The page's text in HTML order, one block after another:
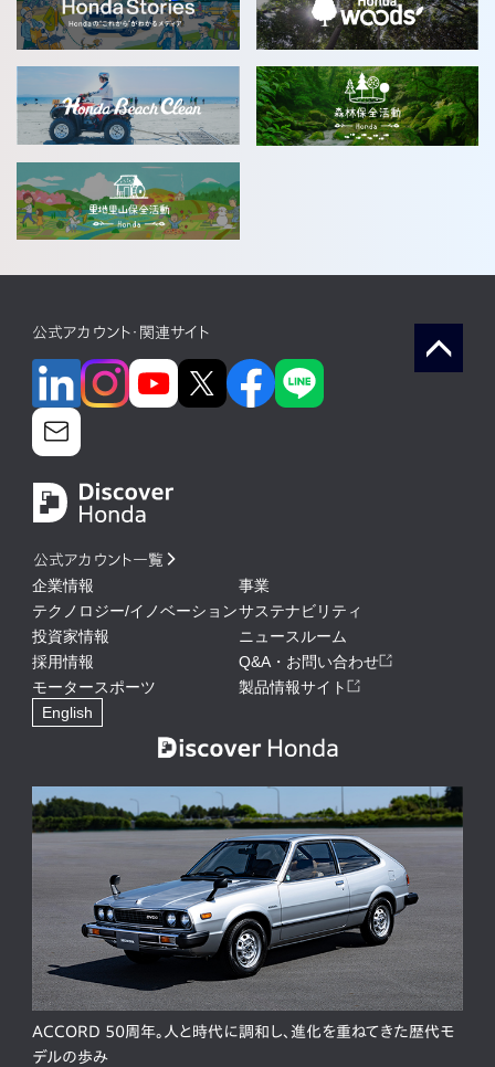
公式アカウント・関連サイト
公式アカウント一覧
企業情報
事業
テクノロジー/イノベーションサステナビリティ
投資家情報
ニュースルーム
採用情報
Q&A・お問い合わせ
モータースポーツ
製品情報サイト
English
ACCORD 50周年。人と時代に調和し、進化を重ねてきた歴代モ
デルの歩み